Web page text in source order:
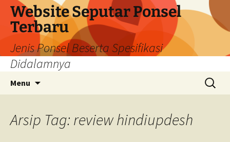
Langsung
Website Seputar Ponsel
Terbaru
Jenis Ponsel Beserta Spesifikasi
Didalamnya
Menu
Cari
untuk:
Arsip Tag: review hindiupdesh